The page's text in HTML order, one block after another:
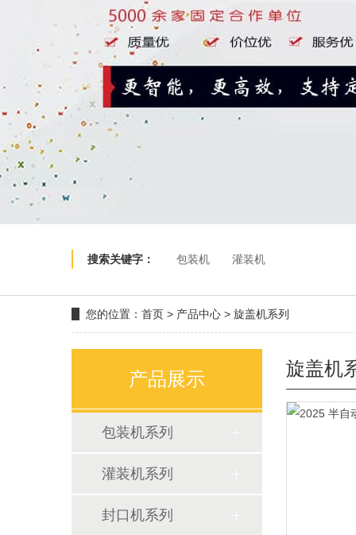
搜索关键字： 包装机 灌装机
您的位置： 首页 > 产品中心 > 旋盖机系列
产品展示
包装机系列
灌装机系列
封口机系列
旋盖机